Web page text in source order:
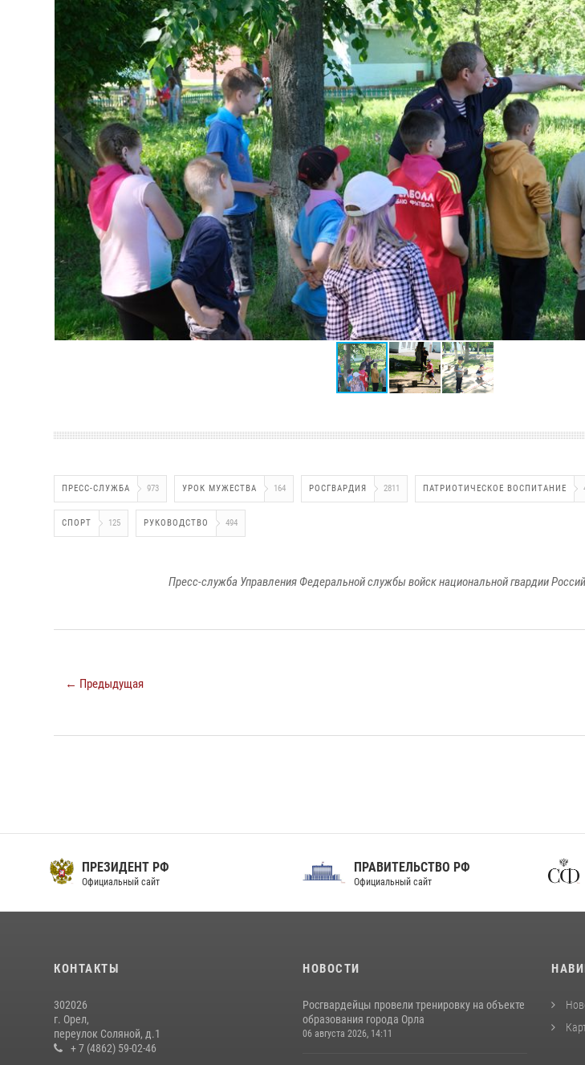
ПРЕСС-СЛУЖБА 973 УРОК МУЖЕСТВА 164 РОСГВАРДИЯ 2811 ПАТРИОТИЧЕСКОЕ ВОСПИТАНИЕ
СПОРТ 125 РУКОВОДСТВО 494
Пресс-служба Управления Федеральной службы войск национальной гвардии
← Предыдущая
ПРЕЗИДЕНТ РФ
Официальный сайт
ПРАВИТЕЛЬСТВО РФ
Официальный сайт
КОНТАКТЫ
302026
г. Орел,
переулок Соляной, д.1
+ 7 (4862) 59-02-46
НОВОСТИ
Росгвардейцы провели тренировку на объекте
образования города Орла
06 августа 2026, 14:11